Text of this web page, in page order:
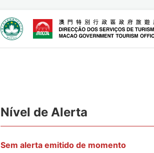
Nível de Alerta
Sem alerta emitido de momento